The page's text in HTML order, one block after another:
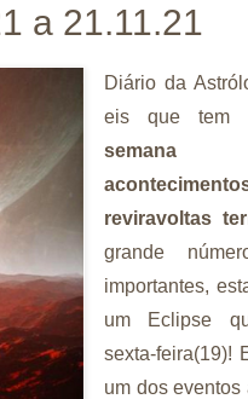
a 21.11.21
Diário da
eis que tem
semana
reviravoltas
grande
importantes,
um Eclipse
sexta-feira(19)!
um dos